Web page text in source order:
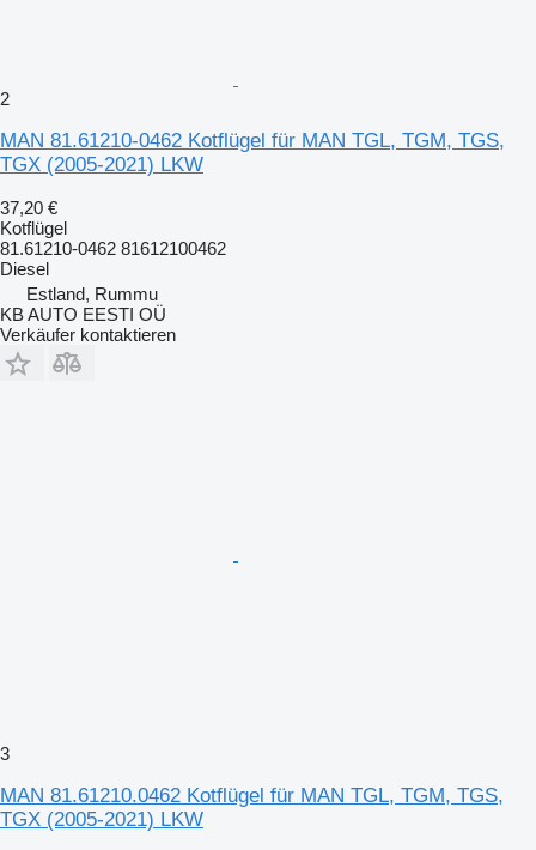
2
MAN 81.61210-0462 Kotflügel für MAN TGL, TGM, TGS,
TGX (2005-2021) LKW
37,20 €
Kotflügel
81.61210-0462 81612100462
Diesel
Estland, Rummu
KB AUTO EESTI OÜ
Verkäufer kontaktieren
3
MAN 81.61210.0462 Kotflügel für MAN TGL, TGM, TGS,
TGX (2005-2021) LKW